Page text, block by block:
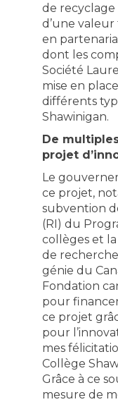
de recyclage
d’une valeur
en
dont les
Société
mise en
différents
Shawinigan.
De
projet
Le
ce projet,
subvention
(RI) du
collèges et la
de
génie du
Fondation
pour
ce projet
pour
mes
Collège
Grâce à ce
mesure de